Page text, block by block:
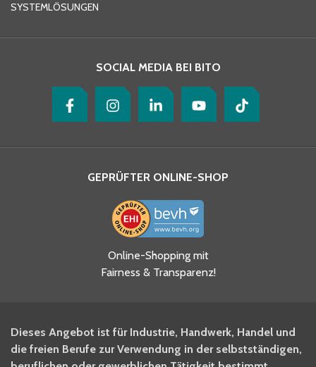
SYSTEMLÖSUNGEN
SOCIAL MEDIA BEI BITO
GEPRÜFTER ONLINE-SHOP
Online-Shopping mit
Fairness & Transparenz!
Dieses Angebot ist für Industrie, Handwerk, Handel und
die freien Berufe zur Verwendung in der selbstständigen,